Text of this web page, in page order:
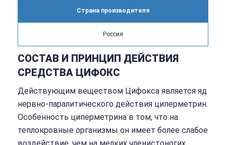
Страна производителя
Россия
СОСТАВ И ПРИНЦИП ДЕЙСТВИЯ
СРЕДСТВА ЦИФОКС
Действующим веществом Цифокса является яд
нервно-паралитического действия циперметрин.
Особенность циперметрина в том, что на
теплокровные организмы он имеет более слабое